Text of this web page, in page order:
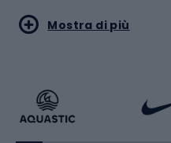
Sport acquatici
Bikepacking
Sport di arti marziali
Sport con le racchette
Mostra di più